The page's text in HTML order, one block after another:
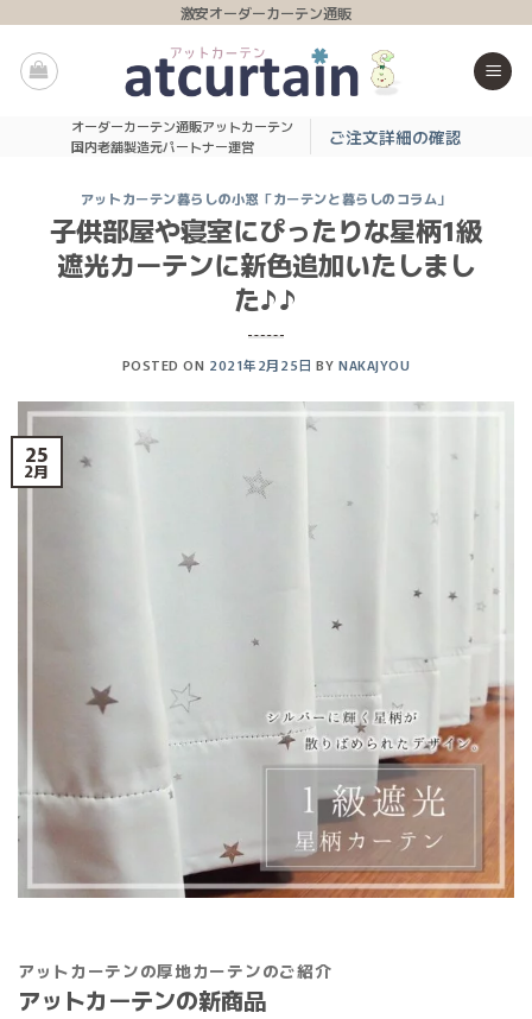
content
激安オーダーカーテン通販
オーダーカーテン通販アットカーテン
国内老舗製造元パートナー運営
ご注文詳細の確認
アットカーテン暮らしの小窓「カーテンと暮らしのコラム」
子供部屋や寝室にぴったりな星柄1級
遮光カーテンに新色追加いたしまし
た♪♪
POSTED ON 2021年2月25日 BY NAKAJYOU
25
2月
アットカーテンの厚地カーテンのご紹介
アットカーテンの新商品